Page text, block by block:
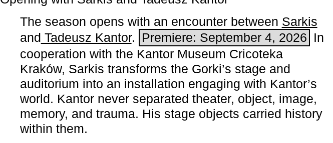
The season opens with an encounter between Sarkis
and Tadeusz Kantor. Premiere: September 4, 2026 In
cooperation with the ­Kantor Museum Cricoteka
Kraków, Sarkis transforms the Gorki’s stage and
auditorium into an installation engaging with Kantor’s
world. Kantor never separated theater, object, image,
memory, and trauma. His stage objects carried history
within them.